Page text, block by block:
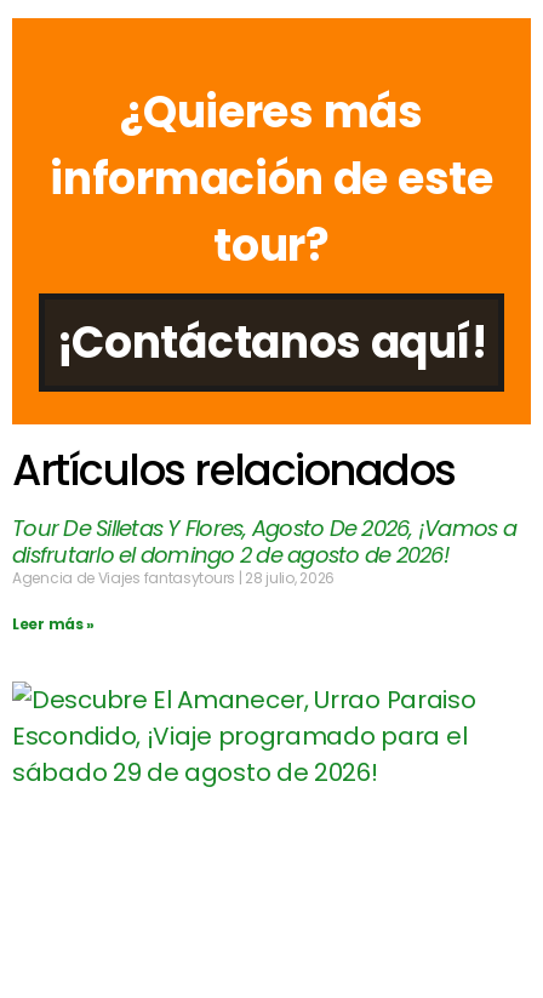
¿Quieres más
información de este
tour?
¡Contáctanos aquí!
Artículos relacionados
Tour De Silletas Y Flores, Agosto De 2026, ¡Vamos a
disfrutarlo el domingo 2 de agosto de 2026!
Agencia de Viajes fantasytours 28 julio, 2026
Leer más »